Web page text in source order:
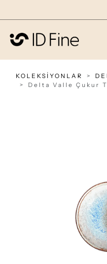
KOLEKSİYONLAR
Delta Valle Çukur